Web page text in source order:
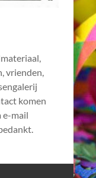
vrienden,
komen
e-mail